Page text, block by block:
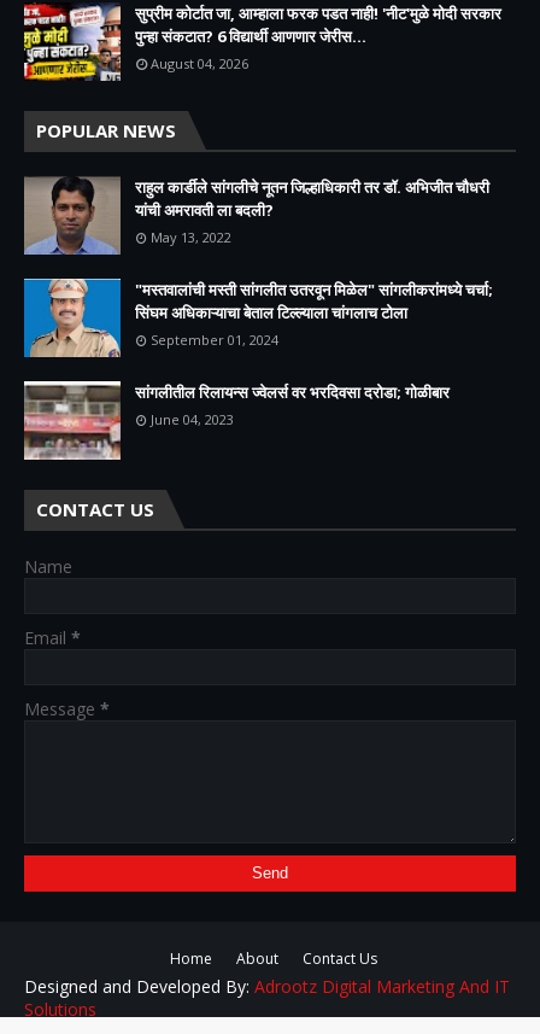
सुप्रीम कोर्टात जा, आम्हाला फरक पडत नाही! 'नीट'मुळे मोदी सरकार
पुन्हा संकटात? 6 विद्यार्थी आणणार जेरीस...
August 04, 2026
POPULAR NEWS
राहुल कार्डीले सांगलीचे नूतन जिल्हाधिकारी तर डॉ. अभिजीत चौधरी
यांची अमरावती ला बदली?
May 13, 2022
"मस्तवालांची मस्ती सांगलीत उतरवून मिळेल" सांगलीकरांमध्ये चर्चा;
सिंघम अधिकाऱ्याचा बेताल टिल्ल्याला चांगलाच टोला
September 01, 2024
सांगलीतील रिलायन्स ज्वेलर्स वर भरदिवसा दरोडा; गोळीबार
June 04, 2023
CONTACT US
Name
Email *
Message *
Home About Contact Us
Designed and Developed By: Adrootz Digital Marketing And IT
Solutions